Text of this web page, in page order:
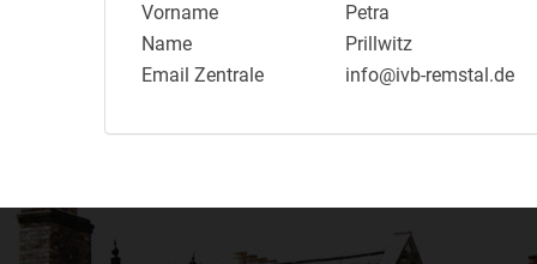
Vorname
Petra
Name
Prillwitz
Email Zentrale
info@ivb-remstal.de